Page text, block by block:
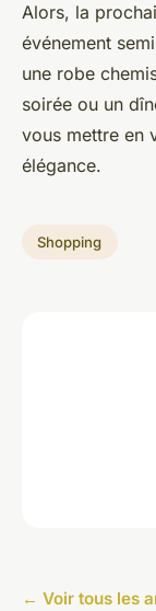
Alors, la
événement
une robe
soirée ou un
vous mettre en
élégance.
Shopping
← Voir tous les